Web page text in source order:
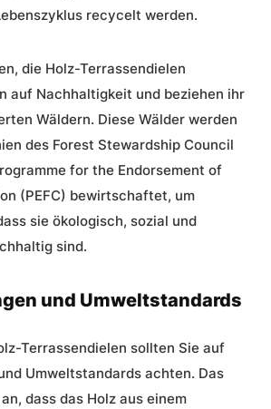
recycelt werden.
die Holz-Terrassendielen
auf Nachhaltigkeit und beziehen ihr
Wäldern. Diese Wälder werden
des Forest Stewardship Council
for the Endorsement of
(PEFC) bewirtschaftet, um
sie ökologisch, sozial und
sind.
und Umweltstandards
Terrassendielen sollten Sie auf
Umweltstandards achten. Das
dass das Holz aus einem